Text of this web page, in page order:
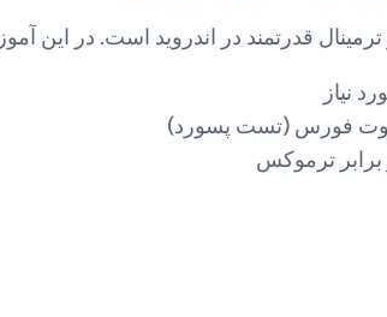
قدرتمند در اندروید است. در این
نیاز
فورس (تست پسورد)
ترموکس